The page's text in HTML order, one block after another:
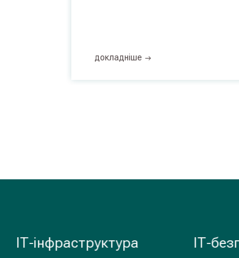
докладнiше
ІТ-безпека